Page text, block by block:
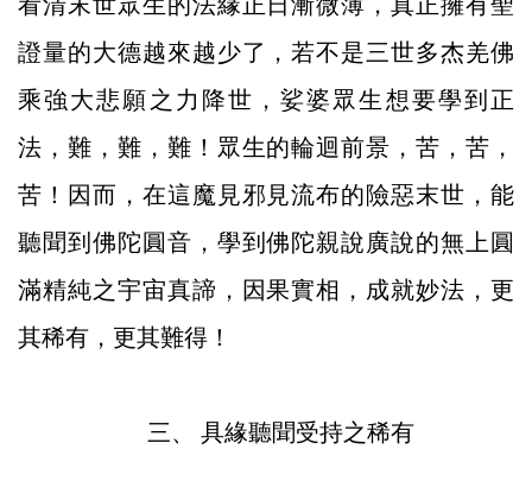
證量的大德越來越少了，若不是三世多杰羌佛
乘強大悲願之力降世，娑婆眾生想要學到正
法，難，難，難！眾生的輪迴前景，苦，苦，
苦！因而，在這魔見邪見流布的險惡末世，能
聽聞到佛陀圓音，學到佛陀親說廣說的無上圓
滿精純之宇宙真諦，因果實相，成就妙法，更
其稀有，更其難得！
三、 具緣聽聞受持之稀有